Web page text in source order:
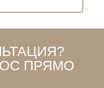
ПРЯМО